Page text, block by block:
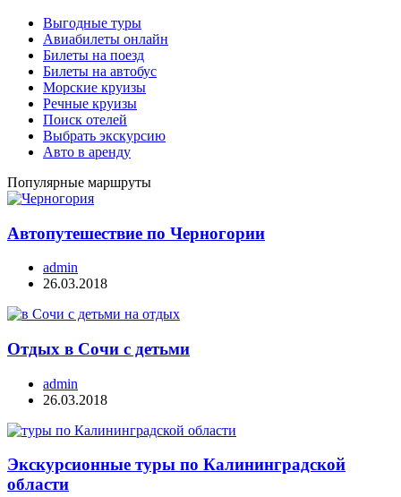
Выгодные туры
Авиабилеты онлайн
Билеты на поезд
Билеты на автобус
Морские круизы
Речные круизы
Поиск отелей
Выбрать экскурсию
Авто в аренду
Популярные маршруты
Автопутешествие по Черногории
admin
26.03.2018
Отдых в Сочи с детьми
admin
26.03.2018
Экскурсионные туры по Калининградской
области